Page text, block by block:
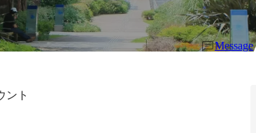
Message
ント